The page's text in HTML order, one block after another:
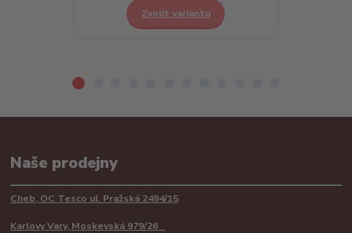
Zvolit variantu
Naše prodejny
Cheb, OC Tesco ul. Pražská 2494/15
Karlovy Vary, Moskevská 979/26